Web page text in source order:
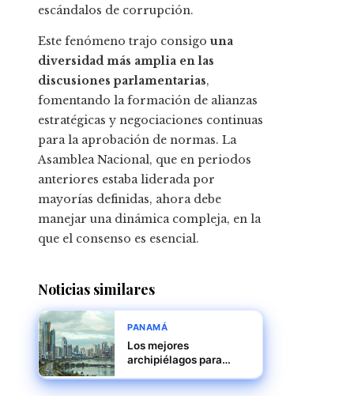
escándalos de corrupción.
Este fenómeno trajo consigouna
diversidad más amplia en las
discusiones parlamentarias,
fomentando la formación de alianzas
estratégicas y negociaciones continuas
para la aprobación de normas. La
Asamblea Nacional, que en periodos
anteriores estaba liderada por
mayorías definidas, ahora debe
manejar una dinámica compleja, en la
que el consenso es esencial.
Noticias similares
PANAMÁ
Los mejores
archipiélagos para